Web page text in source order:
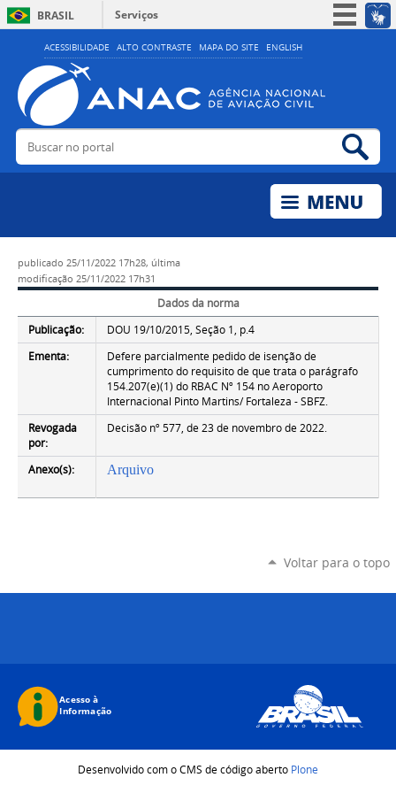
ACESSIBILIDADE ALTO CONTRASTE MAPA DO SITE ENGLISH
BRASIL
Serviços
Simplifique!
Acesso à informação
Legislação
Buscar no portal
publicado 25/11/2022 17h28, última
modificação 25/11/2022 17h31
Dados da norma
Publicação:
DOU 19/10/2015, Seção 1, p.4
Ementa:
Defere parcialmente pedido de isenção de
cumprimento do requisito de que trata o parágrafo
154.207(e)(1) do RBAC Nº 154 no Aeroporto
Internacional Pinto Martins/ Fortaleza - SBFZ.
Revogada
por:
Decisão nº 577, de 23 de novembro de 2022.
Anexo(s): Arquivo
Voltar para o topo
Desenvolvido com o CMS de código aberto Plone